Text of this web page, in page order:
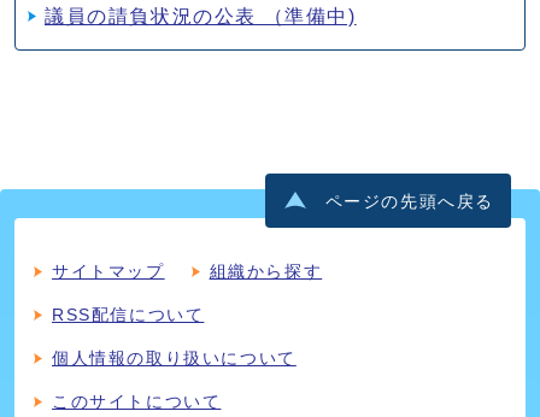
議員の請負状況の公表 （準備中)
ページの先頭へ戻る
サイトマップ 組織から探す
RSS配信について
個人情報の取り扱いについて
このサイトについて